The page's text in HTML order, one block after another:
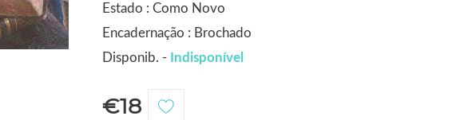
Estado : Como Novo
Encadernação : Brochado
Disponib. - Indisponível
€18